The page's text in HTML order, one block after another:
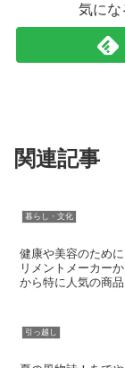
気にな
関連記事
暮らし・文化
健康や美容のため
リメントメーカー
から特に人気の商品
引っ越し